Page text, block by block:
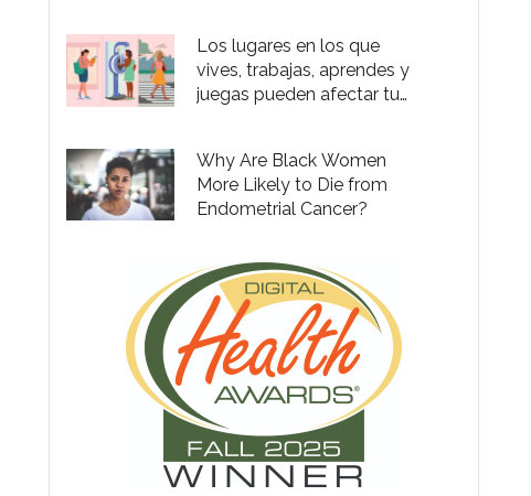
Los lugares en los que
vives, trabajas, aprendes y
juegas pueden afectar tu
Why Are Black Women
More Likely to Die from
Endometrial Cancer?